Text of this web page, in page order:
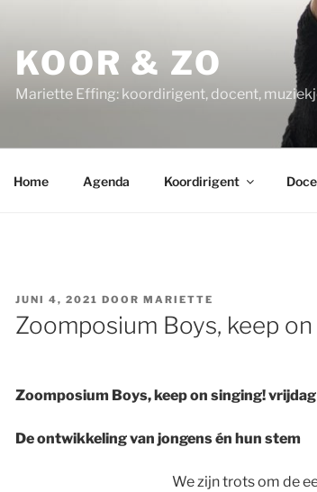
KOOR & ZO
Mariette Effing: koordirigent, docent,
Home Agenda Koordirigent
GEPLAATST
OP
JUNI 4, 2021 DOOR MARIETTE
Zoomposium Boys, keep
Zoomposium Boys, keep on singing!
De ontwikkeling van jongens én hun stem
We zijn trots om de